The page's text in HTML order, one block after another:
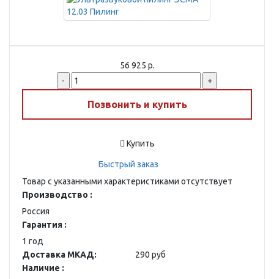
56 925 р.
-
+
Позвонить и купить
Купить
Быстрый заказ
Товар с указанными характеристиками отсутствует
Производство :
Россия
Гарантия :
1 год
Доставка МКАД:
290 руб
Наличие :